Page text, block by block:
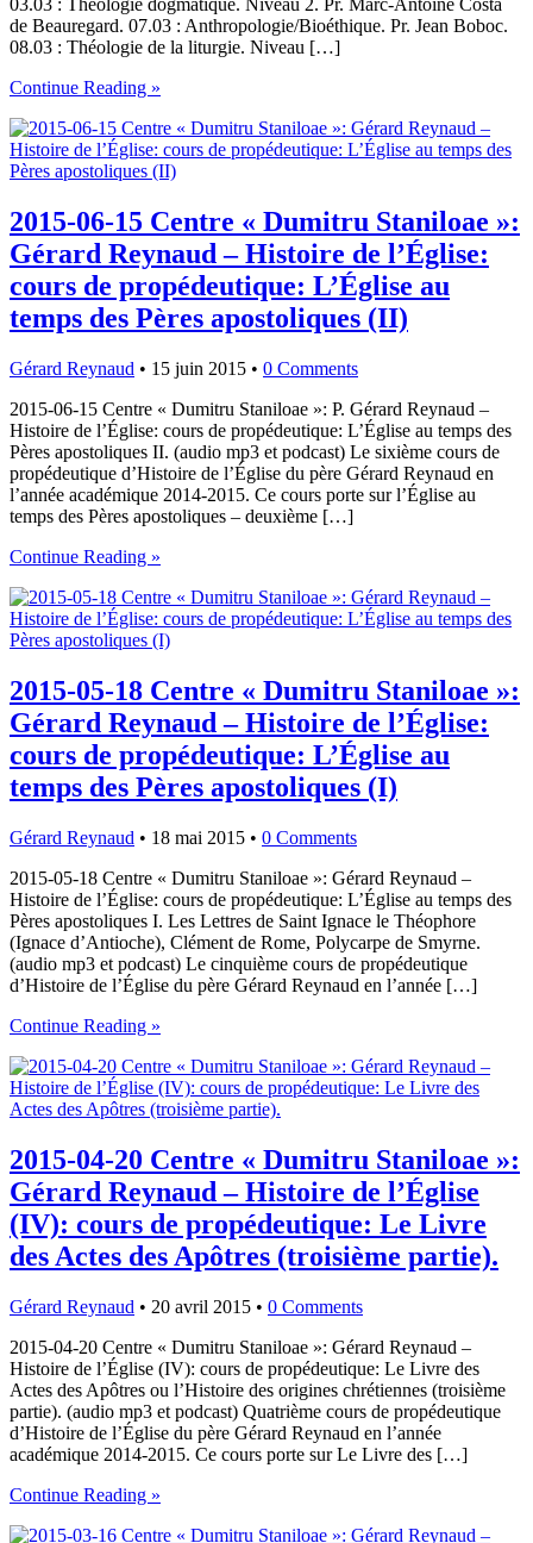
03.03 : Théologie dogmatique. Niveau 2. Pr. Marc-Antoine Costa
de Beauregard. 07.03 : Anthropologie/Bioéthique. Pr. Jean Boboc.
08.03 : Théologie de la liturgie. Niveau […]
Continue Reading »
2015-06-15 Centre « Dumitru Staniloae »:
Gérard Reynaud – Histoire de l’Église:
cours de propédeutique: L’Église au
temps des Pères apostoliques (II)
Gérard Reynaud • 15 juin 2015 • 0 Comments
2015-06-15 Centre « Dumitru Staniloae »: P. Gérard Reynaud –
Histoire de l’Église: cours de propédeutique: L’Église au temps des
Pères apostoliques II. (audio mp3 et podcast) Le sixième cours de
propédeutique d’Histoire de l’Église du père Gérard Reynaud en
l’année académique 2014-2015. Ce cours porte sur l’Église au
temps des Pères apostoliques – deuxième […]
Continue Reading »
2015-05-18 Centre « Dumitru Staniloae »:
Gérard Reynaud – Histoire de l’Église:
cours de propédeutique: L’Église au
temps des Pères apostoliques (I)
Gérard Reynaud • 18 mai 2015 • 0 Comments
2015-05-18 Centre « Dumitru Staniloae »: Gérard Reynaud –
Histoire de l’Église: cours de propédeutique: L’Église au temps des
Pères apostoliques I. Les Lettres de Saint Ignace le Théophore
(Ignace d’Antioche), Clément de Rome, Polycarpe de Smyrne.
(audio mp3 et podcast) Le cinquième cours de propédeutique
d’Histoire de l’Église du père Gérard Reynaud en l’année […]
Continue Reading »
2015-04-20 Centre « Dumitru Staniloae »:
Gérard Reynaud – Histoire de l’Église
(IV): cours de propédeutique: Le Livre
des Actes des Apôtres (troisième partie).
Gérard Reynaud • 20 avril 2015 • 0 Comments
2015-04-20 Centre « Dumitru Staniloae »: Gérard Reynaud –
Histoire de l’Église (IV): cours de propédeutique: Le Livre des
Actes des Apôtres ou l’Histoire des origines chrétiennes (troisième
partie). (audio mp3 et podcast) Quatrième cours de propédeutique
d’Histoire de l’Église du père Gérard Reynaud en l’année
académique 2014-2015. Ce cours porte sur Le Livre des […]
Continue Reading »